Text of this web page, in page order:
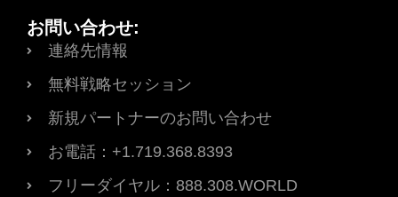
お問い合わせ:
連絡先情報
無料戦略セッション
新規パートナーのお問い合わせ
お電話：+1.719.368.8393
フリーダイヤル：888.308.WORLD